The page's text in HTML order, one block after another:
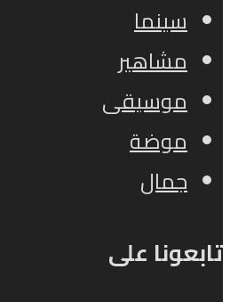
سينما
مشاهير
موسيقى
موضة
جمال
تابعونا على